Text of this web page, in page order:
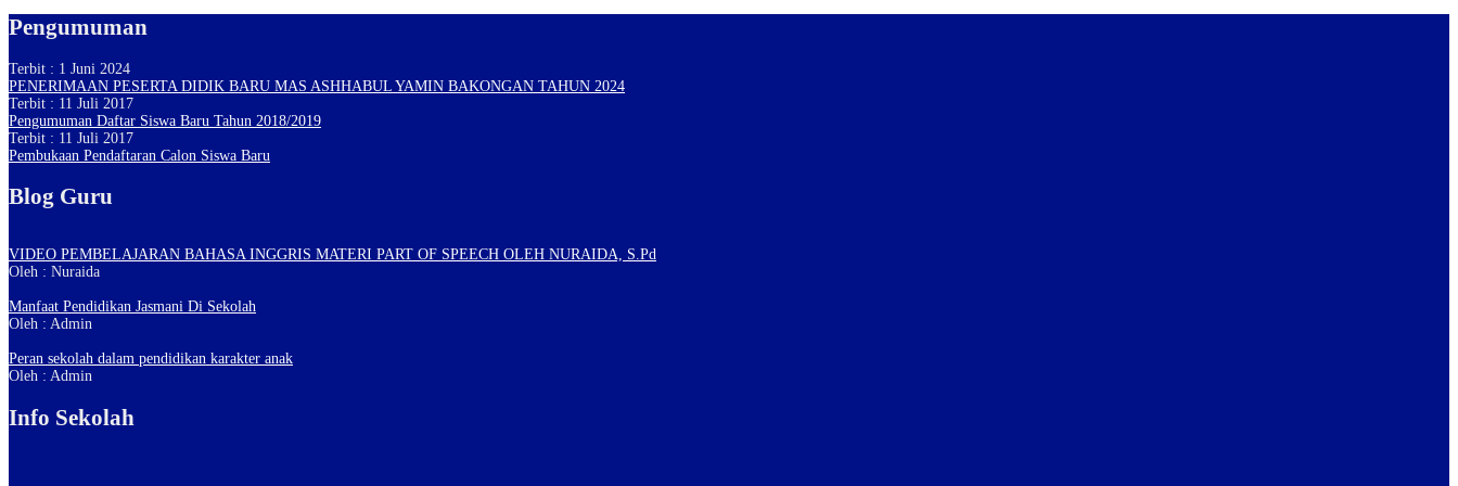
Pengumuman
Terbit : 1 Juni 2024
PENERIMAAN PESERTA DIDIK BARU MAS ASHHABUL YAMIN BAKONGAN TAHUN 2024
Terbit : 11 Juli 2017
Pengumuman Daftar Siswa Baru Tahun 2018/2019
Terbit : 11 Juli 2017
Pembukaan Pendaftaran Calon Siswa Baru
Blog Guru
VIDEO PEMBELAJARAN BAHASA INGGRIS MATERI PART OF SPEECH OLEH NURAIDA, S.Pd
Oleh : Nuraida
Manfaat Pendidikan Jasmani Di Sekolah
Oleh : Admin
Peran sekolah dalam pendidikan karakter anak
Oleh : Admin
Info Sekolah